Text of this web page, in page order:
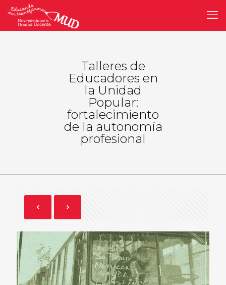
Talleres de
Educadores en
la Unidad
Popular:
fortalecimiento
de la autonomía
profesional